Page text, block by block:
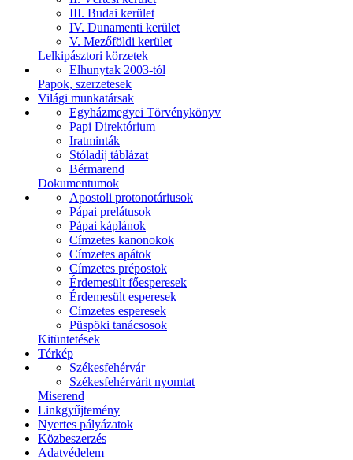
III. Budai kerület
IV. Dunamenti kerület
V. Mezőföldi kerület
Lelkipásztori körzetek
Elhunytak 2003-tól
Papok, szerzetesek
Világi munkatársak
Egyházmegyei Törvénykönyv
Papi Direktórium
Iratminták
Stóladíj táblázat
Bérmarend
Dokumentumok
Apostoli protonotáriusok
Pápai prelátusok
Pápai káplánok
Címzetes kanonokok
Címzetes apátok
Címzetes prépostok
Érdemesült főesperesek
Érdemesült esperesek
Címzetes esperesek
Püspöki tanácsosok
Kitüntetések
Térkép
Székesfehérvár
Székesfehérvárit nyomtat
Miserend
Linkgyűjtemény
Nyertes pályázatok
Közbeszerzés
Adatvédelem